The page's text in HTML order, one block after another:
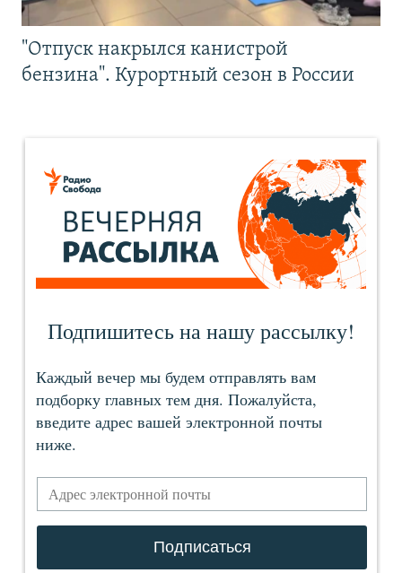
"Отпуск накрылся канистрой
бензина". Курортный сезон в России